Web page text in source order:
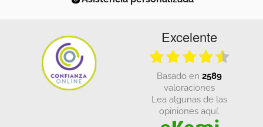
Excelente
basado en 2589
valoraciones
Lea algunas de las
opiniones aquí.